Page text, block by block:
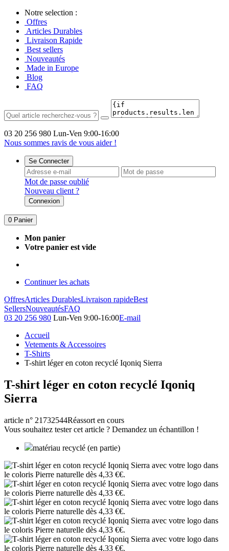
Notre selection :
Offres
Articles Durables
Livraison Rapide
Best sellers
Nouveautés
Made in Europe
Blog
FAQ
03 20 256 980 Lun-Ven 9:00-16:00
Nous sommes ravis de vous aider !
Se Connecter
Mot de passe oublié
Nouveau client ?
Connexion
0 Panier
Mon panier
Votre panier est vide
Continuer les achats
OffresArticles DurablesLivraison rapideBest
SellersNouveautésFAQ
03 20 256 980 Lun-Ven 9:00-16:00E-mail
Accueil
Vetements & Accessoires
T-Shirts
T-shirt léger en coton recyclé Iqoniq Sierra
T-shirt léger en coton recyclé Iqoniq
Sierra
article n° 21732544Réassort en cours
Vous souhaitez tester cet article ? Demandez un échantillon !
matériau recyclé (en partie)